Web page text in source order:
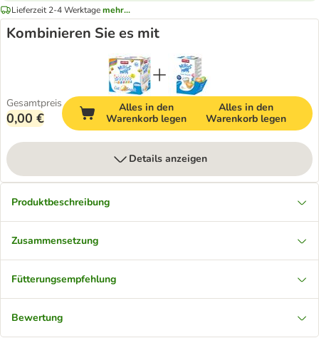
Lieferzeit 2-4 Werktagemehr...
Kombinieren Sie es mit
Gesamtpreis
0,00 €
Alles in den
Warenkorb legen
Alles in den
Warenkorb legen
Details anzeigen
Produktbeschreibung
Zusammensetzung
Fütterungsempfehlung
Bewertung